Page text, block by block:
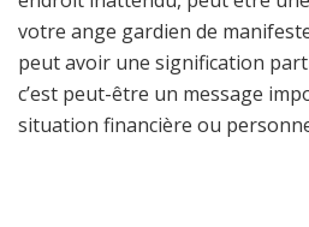
votre ange gardien de
peut avoir une signification
c’est peut-être un message
situation financière ou